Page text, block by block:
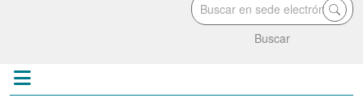
Buscar